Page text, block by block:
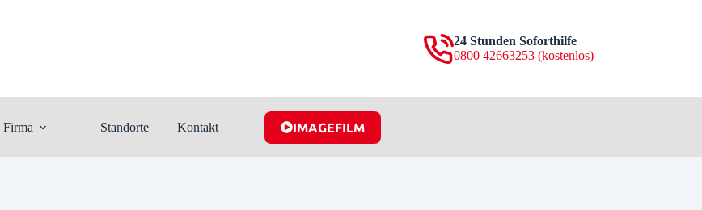
24 Stunden Soforthilfe
0800 42663253 (kostenlos)
Firma Standorte Kontakt IMAGEFILM